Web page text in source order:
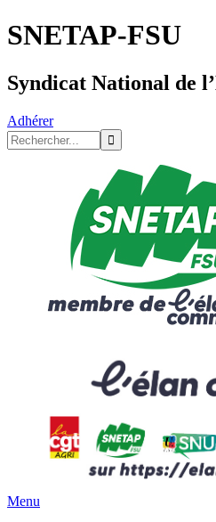
SNETAP-FSU
Syndicat National de
Adhérer
Menu